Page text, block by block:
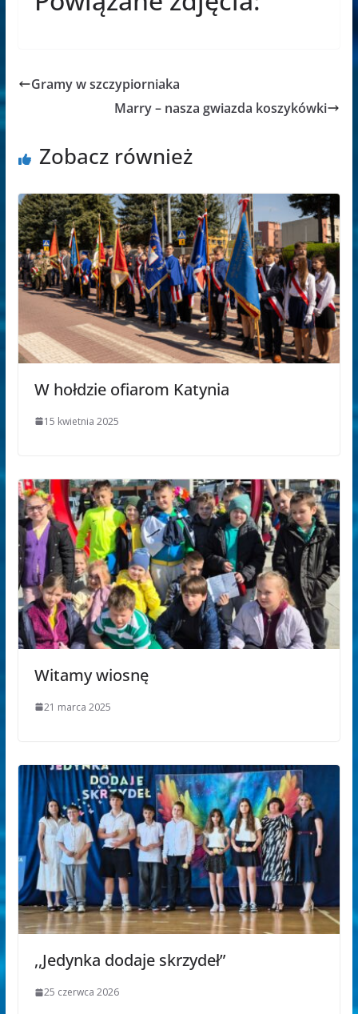
Gramy w szczypiorniaka
Marry – nasza gwiazda koszykówki
Zobacz również
W hołdzie ofiarom Katynia
15 kwietnia 2025
Witamy wiosnę
21 marca 2025
,,Jedynka dodaje skrzydeł”
25 czerwca 2026